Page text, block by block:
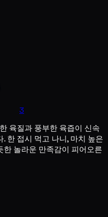
3
육질과 풍부한 육즙이 신속
한 접시 먹고 나니, 마치 높은
놀라운 만족감이 피어오른